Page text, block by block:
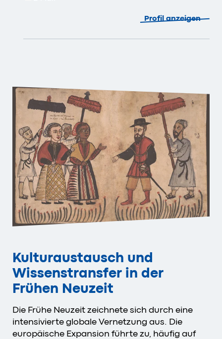
Profil anzeigen
Kulturaustausch und
Wissenstransfer in der
Frühen Neuzeit
Die Frühe Neuzeit zeichnete sich durch eine
intensivierte globale Vernetzung aus. Die
europäische Expansion führte zu, häufig auf